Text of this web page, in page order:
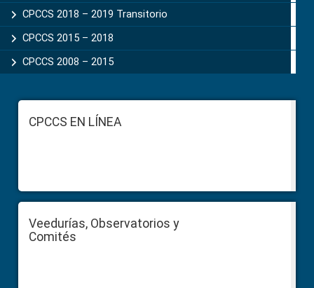
CPCCS 2018 – 2019 Transitorio
CPCCS 2015 – 2018
CPCCS 2008 – 2015
FooterCPCCS EN LÍNEA
Veedurías, Observatorios y
Comités